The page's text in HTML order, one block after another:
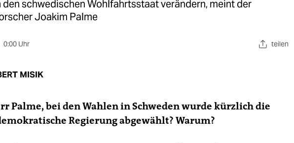
den schwedischen Wohlfahrtsstaat verändern, meint der
Joakim Palme
0:00 Uhr teilen
MISIK
Palme, bei den Wahlen in Schweden wurde kürzlich die
Regierung abgewählt? Warum?